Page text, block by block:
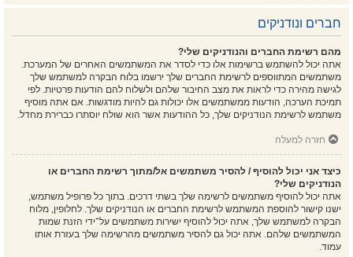
חברים ונודניקים
מהם רשימת החברים והנודניקים שלי?
אתה יכול להשתמש ברשימות אלו כדי לסדר את המשתמשים האחרים של המערכת.
משתמשים המתווספים לרשימת החברים שלך ירשמו בלוח הבקרה למשתמש שלך
לגישה מהירה כדי לראות את מצב החיבור שלהם ולשלוח להם הודעות פרטיות. לפי
תמיכת הערכה, הודעות ממשתמשים אלו יכולות גם להיות מודגשות. אם אתה מוסיף
משתמש לרשימת הנודניקים שלך, כל ההודעות אשר הוא שולח יוסתרו כברירת מחדל.
חזרה למעלה
כיצד אני יכול להוסיף / להסיר משתמשים אל/מתוך רשימת החברים או
הנודניקים שלי?
אתה יכול להוסיף משתמשים לרשימה שלך בשתי דרכים. בתוך כל פרופיל משתמש,
ישנו קישור להוספת המשתמש לרשימת החברים או הנודניקים שלך. לחלופין, מלוח
הבקרה למשתמש שלך, אתה יכול להוסיף ישירות משתמשים על־ידי הזנת שמות
המשתמשים שלהם. אתה יכול גם להסיר משתמשים מהרשימה שלך בעזרת אותו
עמוד.